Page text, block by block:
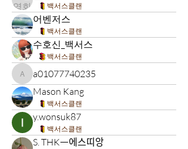
백서스클랜
어벤저스
백서스클랜
수호신_백서스
백서스클랜
a01077740235
a01077740235
Mason Kang
백서스클랜
y.wonsuk87
백서스클랜
S. THKᅳ에스띠앙